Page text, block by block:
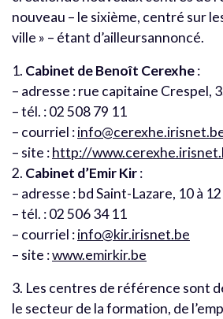
nouveau – le sixième, centré sur
ville » – étant d’ailleursannoncé.
1. Cabinet de Benoît Cerexhe:
– adresse : rue capitaine Crespel,
– tél. : 02 508 79 11
– courriel :
– site :http://
2. Cabinet d’Emir Kir:
– adresse : bd Saint-Lazare, 10 à
– tél. : 02 506 34 11
– courriel :info@kir.irisnet.be
– site :www.emirkir.be
3. Les centres de référence sont
le secteur de la formation, de